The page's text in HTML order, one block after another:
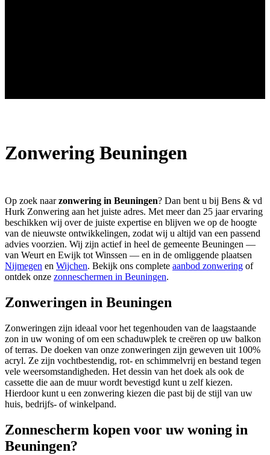
Zonwering Beuningen
Op zoek naarzonwering in Beuningen? Dan bent u bij Bens & vd
Hurk Zonwering aan het juiste adres. Met meer dan 25 jaar ervaring
beschikken wij over de juiste expertise en blijven we op de hoogte
van de nieuwste ontwikkelingen, zodat wij u altijd van een passend
advies voorzien. Wij zijn actief in heel de gemeente Beuningen —
van Weurt en Ewijk tot Winssen — en in de omliggende plaatsen
Nijmegen en Wijchen. Bekijk ons complete aanbod zonwering of
ontdek onze zonneschermen in Beuningen.
Zonweringen in Beuningen
Zonweringen zijn ideaal voor het tegenhouden van de laagstaande
zon in uw woning of om een schaduwplek te creëren op uw balkon
of terras. De doeken van onze zonweringen zijn geweven uit 100%
acryl. Ze zijn vochtbestendig, rot- en schimmelvrij en bestand tegen
vele weersomstandigheden. Het dessin van het doek als ook de
cassette die aan de muur wordt bevestigd kunt u zelf kiezen.
Hierdoor kunt u een zonwering kiezen die past bij de stijl van uw
huis, bedrijfs- of winkelpand.
Zonnescherm kopen voor uw woning in
Beuningen?